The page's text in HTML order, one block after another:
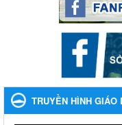
Phối hợp rà soát nhu
Phối hợp rà soát nhu
Ngày ban hành: 22/11/
Phát động, triển khai
cười ngày mai" dành
năm học 2023-2024
Phát động, triển khai
TRUYỀN HÌNH GIÁO